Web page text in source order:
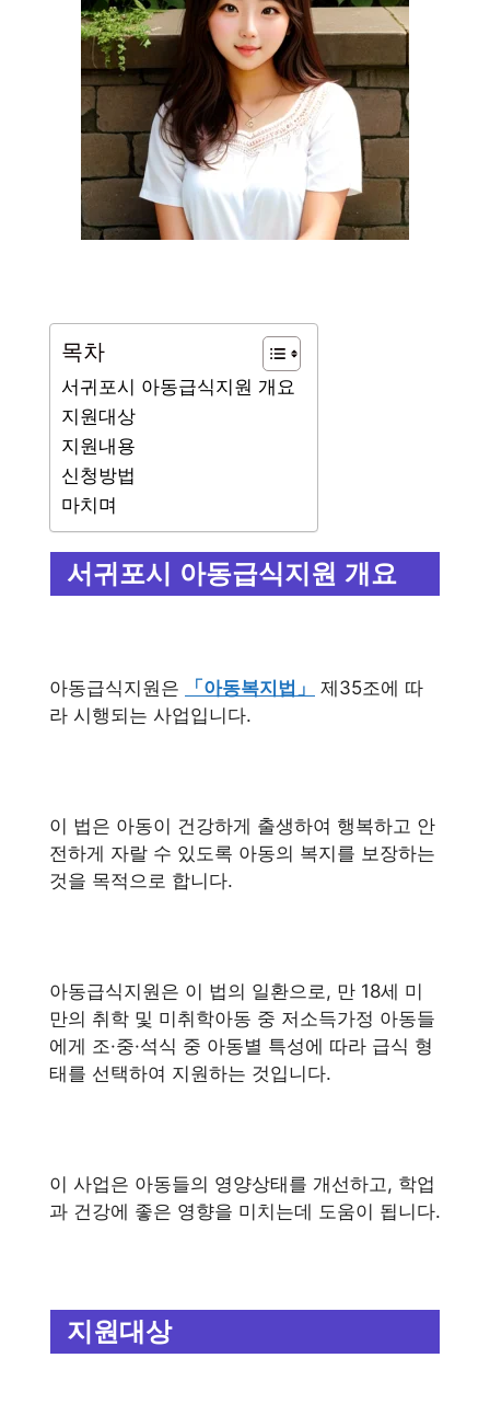
목차
서귀포시 아동급식지원 개요
지원대상
지원내용
신청방법
마치며
서귀포시 아동급식지원 개요
아동급식지원은 「아동복지법」
제35조에 따
라 시행되는 사업입니다.
이 법은 아동이 건강하게 출생하여 행복하고 안
전하게 자랄 수 있도록 아동의 복지를 보장하는
것을 목적으로 합니다.
아동급식지원은 이 법의 일환으로, 만 18세 미
만의 취학 및 미취학아동 중 저소득가정 아동들
에게 조·중·석식 중 아동별 특성에 따라 급식 형
태를 선택하여 지원하는 것입니다.
이 사업은 아동들의 영양상태를 개선하고, 학업
과 건강에 좋은 영향을 미치는데 도움이 됩니다.
지원대상